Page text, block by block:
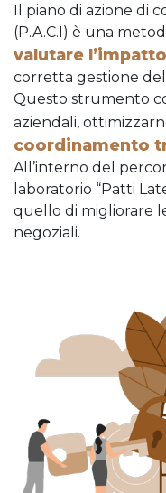
Il piano di azione di
(P.A.C.I) è una
valutare
corretta gestione
Questo strumento
aziendali,
coordinamento
All’interno del
laboratorio “Patti
quello di migliorare
negoziali.